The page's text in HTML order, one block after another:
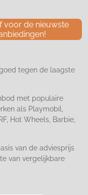
voor de nieuwste
tegen de laagste
met populaire
als Playmobil,
Hot Wheels, Barbie,
van de adviesprijs
van vergelijkbare